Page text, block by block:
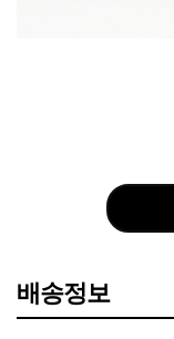
배송정보